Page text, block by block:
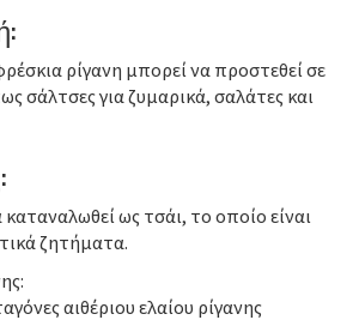
ρίγανη μπορεί να προστεθεί σε
σάλτσες για ζυμαρικά, σαλάτες και
ως τσάι, το οποίο είναι
ζητήματα.
αιθέριου ελαίου ρίγανης